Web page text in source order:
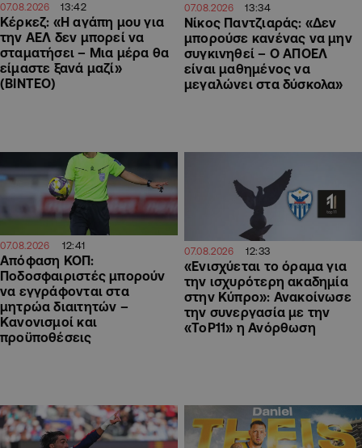
07.08.2026 13:42
Κέρκεζ: «Η αγάπη μου για
την ΑΕΛ δεν μπορεί να
σταματήσει – Μια μέρα θα
είμαστε ξανά μαζί»
(ΒΙΝΤΕΟ)
07.08.2026 13:34
Νίκος Παντζιαράς: «Δεν
μπορούσε κανένας να μην
συγκινηθεί – Ο ΑΠΟΕΛ
είναι μαθημένος να
μεγαλώνει στα δύσκολα»
07.08.2026 12:41
Απόφαση ΚΟΠ:
Ποδοσφαιριστές μπορούν
να εγγράφονται στα
μητρώα διαιτητών –
Κανονισμοί και
προϋποθέσεις
07.08.2026 12:33
«Ενισχύεται το όραμα για
την ισχυρότερη ακαδημία
στην Κύπρο»: Ανακοίνωσε
την συνεργασία με την
«ToP11» η Ανόρθωση